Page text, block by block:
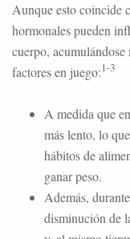
Aunque esto coincide
hormonales pueden
cuerpo,
factores en juego:1-3
A medida que
más lento, lo
hábitos de
ganar peso.
Además,
disminución de